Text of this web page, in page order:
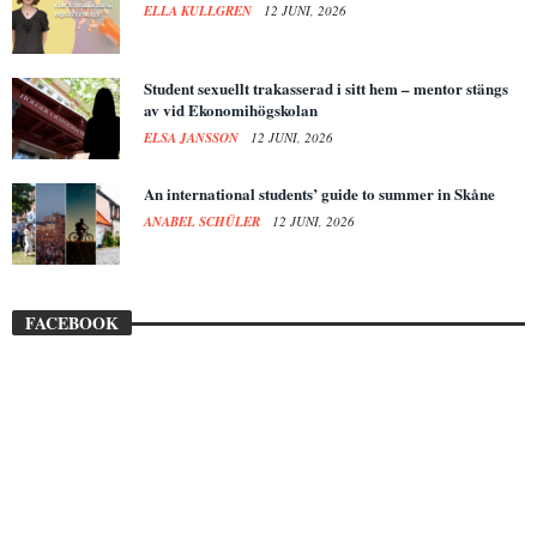
ELLA KULLGREN 12 JUNI, 2026
Student sexuellt trakasserad i sitt hem – mentor stängs
av vid Ekonomihögskolan
ELSA JANSSON 12 JUNI, 2026
An international students’ guide to summer in Skåne
ANABEL SCHÜLER 12 JUNI, 2026
FACEBOOK